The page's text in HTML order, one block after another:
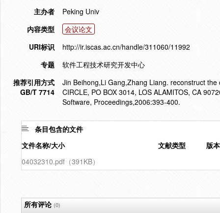
主办者
Peking Univ
内容类型
会议论文
URI标识
http://ir.iscas.ac.cn/handle/311060/11992
专题
软件工程技术研究开发中心
推荐引用方式
GB/T 7714
Jin Beihong,Li Gang,Zhang Liang. reconstruct
CIRCLE, PO BOX 3014, LOS ALAMITOS, CA
Software, Proceedings,2006:393-400.
条目包含的文件
文件名称/大小
文献类型
版
04032310.pdf（391KB）
所有评论(0)